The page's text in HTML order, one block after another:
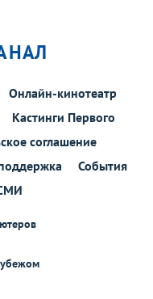
Онлайн-кинотеатр
Кастинги Первого
соглашение
События